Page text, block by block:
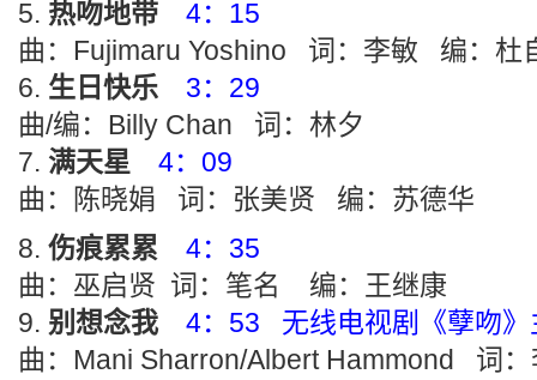
热吻地带
4：15
曲：Fujimaru Yoshino 词：李敏 编：杜
生日快乐
3：29
曲/编：Billy Chan 词：林夕
满天星
4：09
曲：陈晓娟 词：张美贤 编：苏德华
伤痕累累
4：35
曲：巫启贤 词：笔名 编：王继康
别想念我
4：53 无线电视剧《孽吻》
曲：Mani Sharron/Albert Hammond 词